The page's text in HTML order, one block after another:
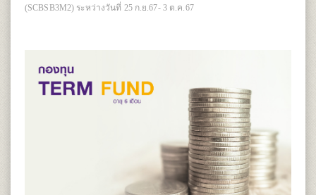
(SCBSB3M2) ระหว่างวันที่ 25 ก.ย.67- 3 ต.ค.67